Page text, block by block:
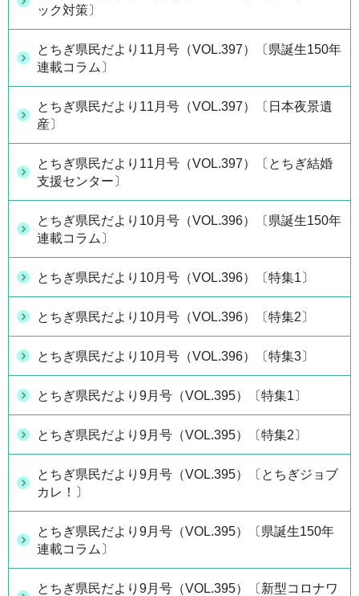
ック対策〕
とちぎ県民だより11月号（VOL.397）〔県誕生150年
連載コラム〕
とちぎ県民だより11月号（VOL.397）〔日本夜景遺
産〕
とちぎ県民だより11月号（VOL.397）〔とちぎ結婚
支援センター〕
とちぎ県民だより10月号（VOL.396）〔県誕生150年
連載コラム〕
とちぎ県民だより10月号（VOL.396）〔特集1〕
とちぎ県民だより10月号（VOL.396）〔特集2〕
とちぎ県民だより10月号（VOL.396）〔特集3〕
とちぎ県民だより9月号（VOL.395）〔特集1〕
とちぎ県民だより9月号（VOL.395）〔特集2〕
とちぎ県民だより9月号（VOL.395）〔とちぎジョブ
カレ！〕
とちぎ県民だより9月号（VOL.395）〔県誕生150年
連載コラム〕
とちぎ県民だより9月号（VOL.395）〔新型コロナワ